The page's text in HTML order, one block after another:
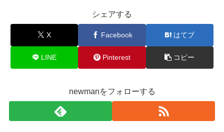
シェアする
X Facebook はてブ
LINE Pinterest コピー
newmanをフォローする